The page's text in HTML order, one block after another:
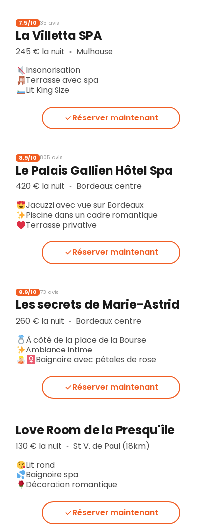
7,5/10 35 avis
La Villetta SPA
245 € la nuit ▪︎ Mulhouse
Insonorisation
Terrasse avec spa
Lit King Size
Réserver maintenant
8,9/10 805 avis
Le Palais Gallien Hôtel Spa
420 € la nuit ▪︎ Bordeaux centre
Jacuzzi avec vue sur Bordeaux
Piscine dans un cadre romantique
Terrasse privative
Réserver maintenant
8,9/10 73 avis
Les secrets de Marie-Astrid
260 € la nuit ▪︎ Bordeaux centre
À côté de la place de la Bourse
Ambiance intime
Baignoire avec pétales de rose
Réserver maintenant
Love Room de la Presqu'île
130 € la nuit ▪︎ St V. de Paul (18km)
Lit rond
Baignoire spa
Décoration romantique
Réserver maintenant